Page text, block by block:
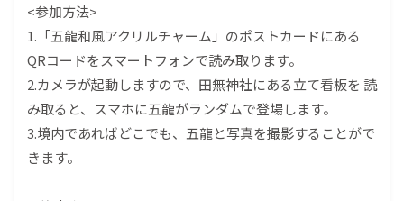
<参加方法>
1.「五龍和風アクリルチャーム」のポストカードにある
QRコードをスマートフォンで読み取ります。
2.カメラが起動しますので、田無神社にある立て看板を 読
み取ると、スマホに五龍がランダムで登場します。
3.境内であればどこでも、五龍と写真を撮影することがで
きます。